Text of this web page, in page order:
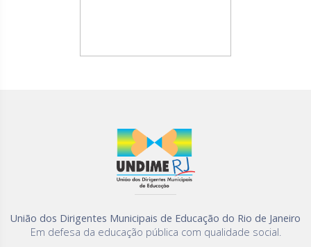
União dos Dirigentes Municipais de Educação do Rio de Janeiro
Em defesa da educação pública com qualidade social.